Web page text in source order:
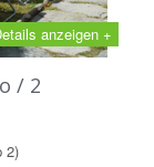
anzeigen +
/ 2
2)